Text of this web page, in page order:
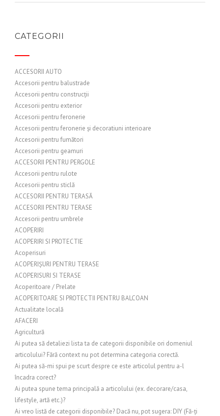
CATEGORII
ACCESORII AUTO
Accesorii pentru balustrade
Accesorii pentru construcții
Accesorii pentru exterior
Accesorii pentru feronerie
Accesorii pentru feronerie și decoratiuni interioare
Accesorii pentru fumători
Accesorii pentru geamuri
ACCESORII PENTRU PERGOLE
Accesorii pentru rulote
Accesorii pentru sticlă
ACCESORII PENTRU TERASĂ
ACCESORII PENTRU TERASE
Accesorii pentru umbrele
ACOPERIRI
ACOPERIRI SI PROTECTIE
Acoperisuri
ACOPERIȘURI PENTRU TERASE
ACOPERISURI SI TERASE
Acoperitoare / Prelate
ACOPERITOARE SI PROTECTII PENTRU BALCOAN
Actualitate locală
AFACERI
Agricultură
Ai putea să detaliezi lista ta de categorii disponibile ori domeniul
articolului? Fără context nu pot determina categoria corectă.
Ai putea să-mi spui pe scurt despre ce este articolul pentru a-l
încadra corect?
Ai putea spune tema principală a articolului (ex. decorare/casa,
lifestyle, artă etc.)?
Ai vreo listă de categorii disponibile? Dacă nu, pot sugera: DIY (Fă-ți